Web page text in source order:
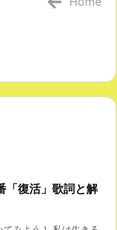
「復活」歌詞と解